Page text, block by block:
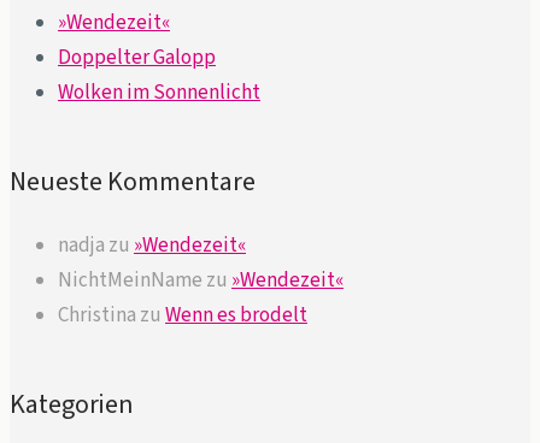
»Wendezeit«
Doppelter Galopp
Wolken im Sonnenlicht
Neueste Kommentare
nadja zu »Wendezeit«
NichtMeinName zu »Wendezeit«
Christina zu Wenn es brodelt
Kategorien